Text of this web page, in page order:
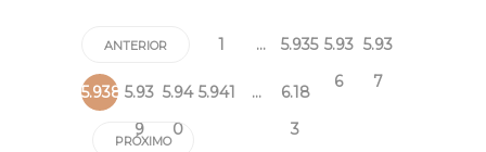
ANTERIOR 1 … 5.935 5.93
6
5.93
7
5.938 5.93
9
5.94
0
5.941 …
6.18
3
PRÓXIMO